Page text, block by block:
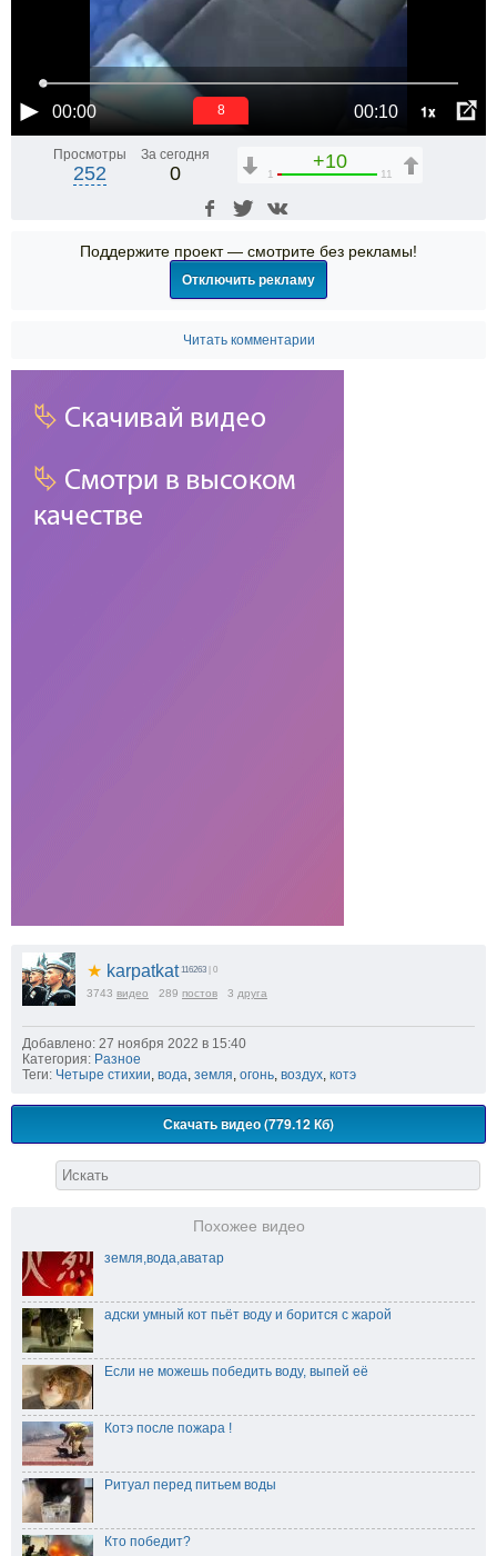
00:00 00:10 1x
7
Просмотры
252
За сегодня
0
+10
1 11
Поддержите проект — смотрите без рекламы!
Отключить рекламу
Читать комментарии
★ karpatkat 116263 | 0
3743 видео 289 постов 3 друга
Добавлено: 27 ноября 2022 в 15:40
Категория: Разное
Теги: Четыре стихии вода земля огонь воздух котэ
Скачать видео (779.12 Кб)
Похожее видео
земля,вода,аватар
адски умный кот пьёт воду и борится с жарой
Если не можешь победить воду, выпей её
Котэ после пожара !
Ритуал перед питьем воды
Кто победит?